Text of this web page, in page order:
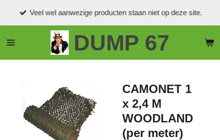
de
DUMP 67
Veel wel aanwezige producten staan niet op deze site.
CAMONET 1
x 2,4 M
WOODLAND
(per meter)